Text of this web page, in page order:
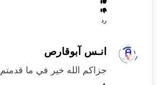
رد
انـس آبوقارص
جزاكم الله خير في ما قدمتم